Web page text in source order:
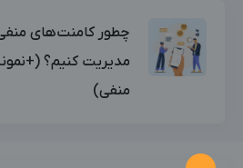
چطور کامنت‌های منفی
مدیریت کنیم؟
منفی)